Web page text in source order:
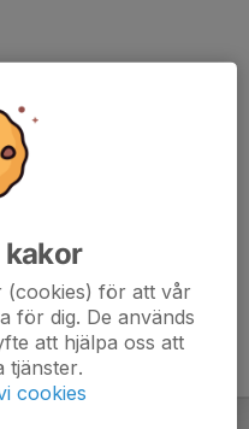
kakor
(cookies) för att vår
för dig. De används
att hjälpa oss att
tjänster.
cookies